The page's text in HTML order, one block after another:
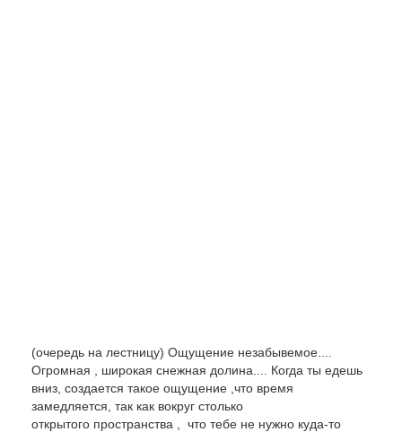
(очередь на лестницу) Ощущение незабывемое....
Огромная , широкая снежная долина.... Когда ты едешь
вниз, создается такое ощущение ,что время
замедляется, так как вокруг столько
открытого пространства , что тебе не нужно куда-то